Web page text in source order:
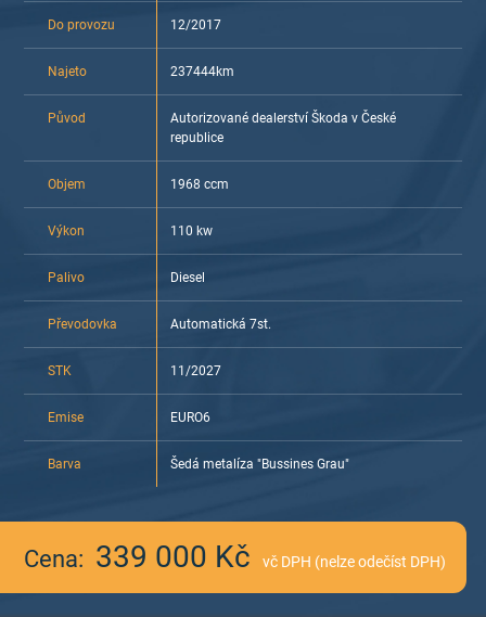
Do provozu 12/2017
Najeto 237444km
Původ
Autorizované dealerství Škoda v České
republice
Objem 1968 ccm
Výkon 110 kw
Palivo Diesel
Převodovka Automatická 7st.
STK 11/2027
Emise EURO6
Barva Šedá metalíza "Bussines Grau"
Cena: 339 000 Kč vč DPH (nelze odečíst DPH)